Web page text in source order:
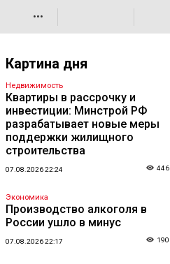
•••
Картина дня
Недвижимость
Квартиры в рассрочку и
инвестиции: Минстрой РФ
разрабатывает новые меры
поддержки жилищного
строительства
07.08.2026 22:24 446
Экономика
Производство алкоголя в
России ушло в минус
07.08.2026 22:17 190